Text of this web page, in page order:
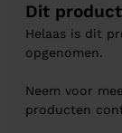
Dit
Helaas is dit
opgenomen.
Neem voor
producten